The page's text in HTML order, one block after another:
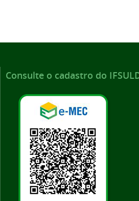
Consulte o cadastro do